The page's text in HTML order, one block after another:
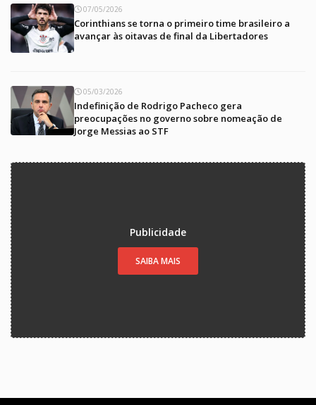
07/05/2026
Corinthians se torna o primeiro time brasileiro a
avançar às oitavas de final da Libertadores
05/03/2026
Indefinição de Rodrigo Pacheco gera
preocupações no governo sobre nomeação de
Jorge Messias ao STF
Publicidade
SAIBA MAIS